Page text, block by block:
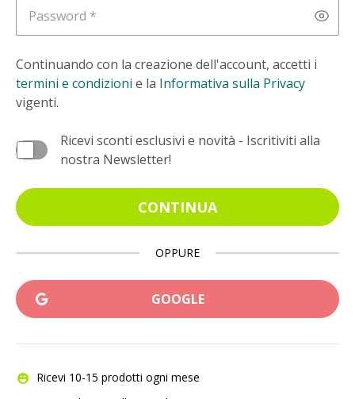
Password
Continuando con la creazione dell'account, accetti i
termini e condizioni e la Informativa sulla Privacy
vigenti.
Ricevi sconti esclusivi e novità - Iscritiviti alla
nostra Newsletter!
CONTINUA
OPPURE
GOOGLE
Ricevi 10-15 prodotti ogni mese